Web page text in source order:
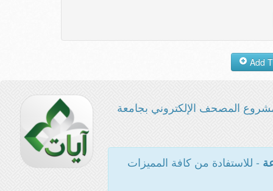
المصحف الإلكتروني بجامعة
- للاستفادة من كافة المميزات